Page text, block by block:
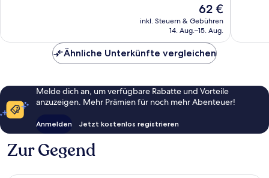
Der
Preis
beträgt
62 €
inkl. Steuern & Gebühren
14. Aug.–15. Aug.
Ähnliche Unterkünfte vergleichen
Melde dich an, um verfügbare Rabatte und Vorteile
anzuzeigen. Mehr Prämien für noch mehr Abenteuer!
Anmelden Jetzt kostenlos registrieren
Zur Gegend